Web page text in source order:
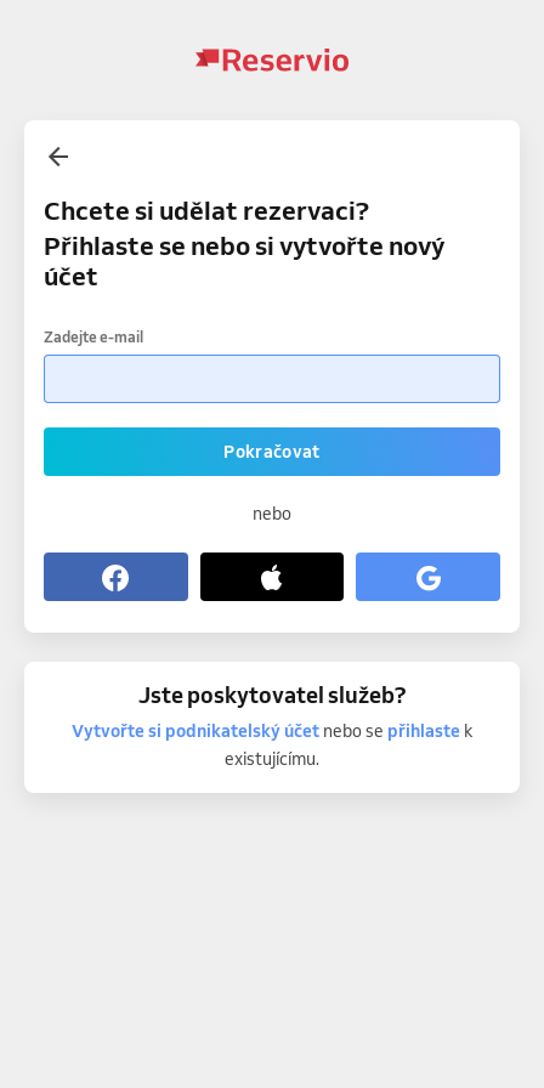
Chcete si udělat rezervaci?
Přihlaste se nebo si vytvořte nový
účet
Zadejte e-mail
Pokračovat
nebo
Jste poskytovatel služeb?
Vytvořte si podnikatelský účetnebo se přihlastek
existujícímu.